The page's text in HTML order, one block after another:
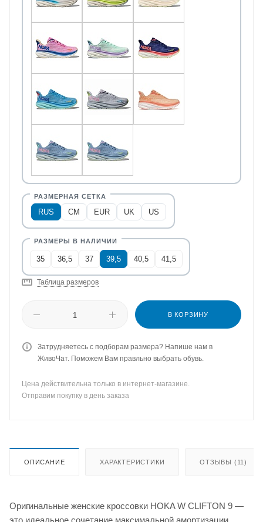
RUS CM EUR UK US
35 36,5 37 39,5 40,5 41,5
Таблица размеров
В КОРЗИНУ
Затрудняетесь с подборам размера? Напише нам в
ЖивоЧат. Поможем Вам правльно выбрать обувь.
Цена действительна только в интернет-магазине.
Отправим покупку в день заказа
ОПИСАНИЕ ХАРАКТЕРИСТИКИ ОТЗЫВЫ (11)
Оригинальные женские кроссовки HOKA W CLIFTON 9 —
это идеальное сочетание максимальной амортизации,